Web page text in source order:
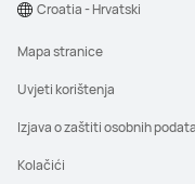
Mapa stranice
Uvjeti korištenja
Izjava o zaštiti osobnih
Kolačići
Croatia - Hrvatski